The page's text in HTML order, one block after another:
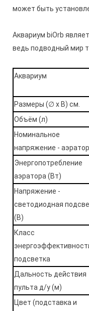
может быть
Аквариум biOrb
ведь подводный мир
Аквариум
Размеры (∅ х В) cм.
Объём (л)
Номинальное
напряжение - аэратор
Энергопотребление
аэратора (Вт)
Напряжение -
светодиодная
(В)
Класс
подсветка
Дальность действия
пульта д/у (м)
Цвет (подставка и